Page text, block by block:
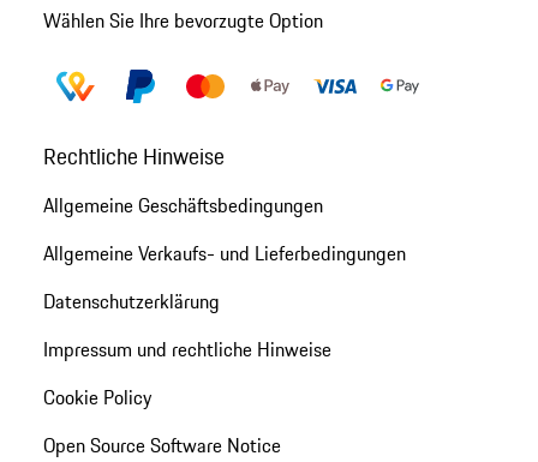
Wählen Sie Ihre bevorzugte Option
Rechtliche Hinweise
Allgemeine Geschäftsbedingungen
Allgemeine Verkaufs- und Lieferbedingungen
Datenschutzerklärung
Impressum und rechtliche Hinweise
Cookie Policy
Open Source Software Notice